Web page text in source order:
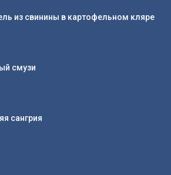
из свинины в картофельном кляре
смузи
сангрия